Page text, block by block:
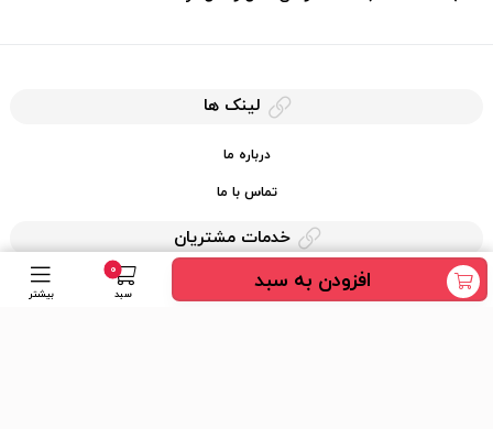
افزودن به سبد 0
سبد بیشتر
لینک ها
درباره ما
تماس با ما
خدمات مشتریان
حریم خصوصی